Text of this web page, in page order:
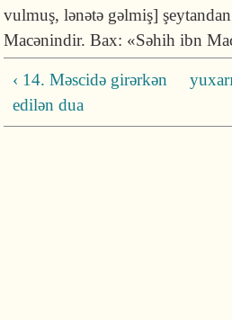
vulmuş, lənətə gəlmiş]
Macənindir. Bax: «Səhih ibn
‹ 14. Məscidə girərkən
edilən dua
yuxarı